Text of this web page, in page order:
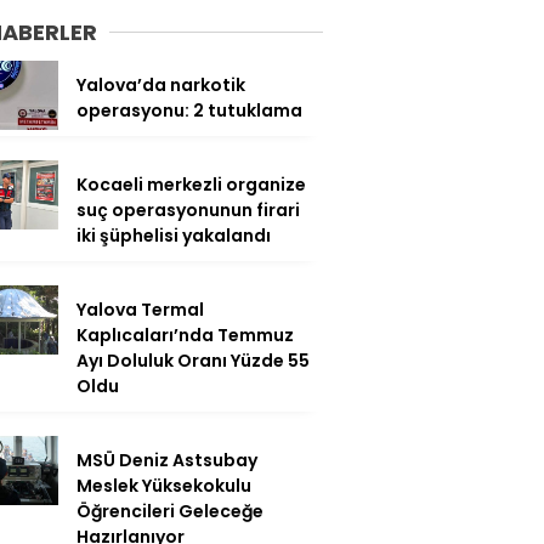
Yalova’da narkotik
operasyonu: 2 tutuklama
Kocaeli merkezli organize
suç operasyonunun firari
iki şüphelisi yakalandı
Yalova Termal
Kaplıcaları’nda Temmuz
Ayı Doluluk Oranı Yüzde 55
Oldu
MSÜ Deniz Astsubay
Meslek Yüksekokulu
Öğrencileri Geleceğe
Hazırlanıyor